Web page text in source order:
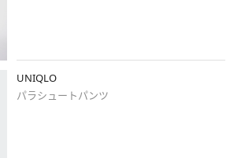
とうございます！
ず申し訳ありません。
ントを
い致します。
UNIQLO
パラシュートパンツ